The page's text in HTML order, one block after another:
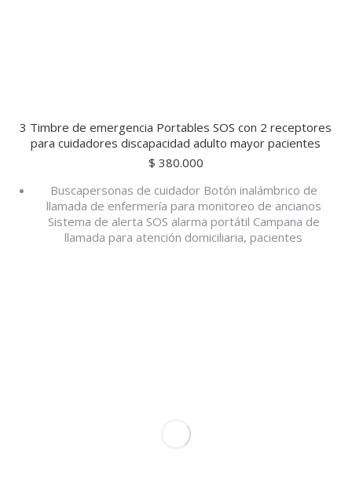
3 Timbre de emergencia Portables SOS con 2 receptores
para cuidadores discapacidad adulto mayor pacientes
$ 380.000
Buscapersonas de cuidador Botón inalámbrico de
llamada de enfermería para monitoreo de ancianos
Sistema de alerta SOS alarma portátil Campana de
llamada para atención domiciliaria, pacientes